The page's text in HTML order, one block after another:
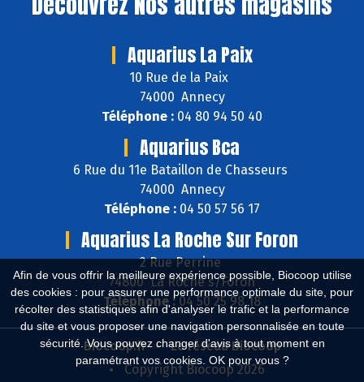
Afin de vous offrir la meilleure expérience possible, Biocoop utilise
des cookies : pour assurer une performance optimale du site, pour
récolter des statistiques afin d'analyser le trafic et la performance
du site et vous proposer une navigation personnalisée en toute
sécurité. Vous pouvez changer d'avis à tout moment en
paramétrant vos cookies. OK pour vous ?
Aquarius La Paix
10 Rue de la Paix
74000 Annecy
Téléphone : 04 80 94 50 40
Aquarius Bca
6 Rue du 11e Bataillon de Chasseurs
74000 Annecy
Téléphone : 04 50 57 56 17
Aquarius La Roche Sur Foron
2 Rue Perrine
74800 La Roche s/Foron
Téléphone : 04 50 25 98 18
Biocoop.fr
Le réseau Biocoop
Copyright Biocoop 2026